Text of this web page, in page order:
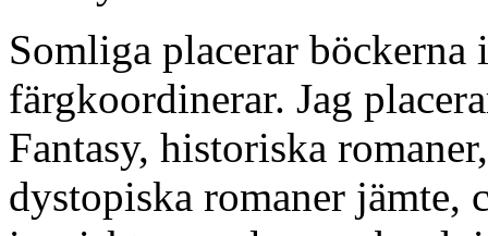
Somliga placerar
färgkoordinerar. Jag
Fantasy, historiska
dystopiska romaner jämte,